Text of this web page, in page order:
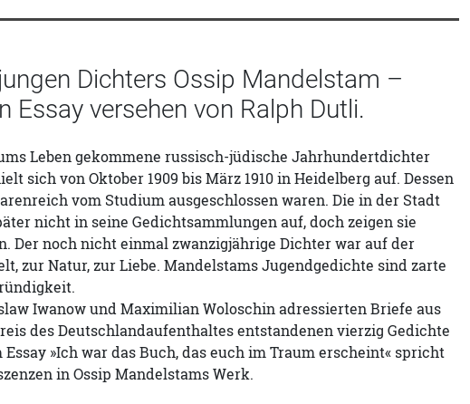
Dichters Ossip Mandelstam –
versehen von Ralph Dutli.
Leben gekommene russisch-jüdische Jahrhundertdichter
sich von Oktober 1909 bis März 1910 in Heidelberg auf. Dessen
vom Studium ausgeschlossen waren. Die in der Stadt
nicht in seine Gedichtsammlungen auf, doch zeigen sie
Der noch nicht einmal zwanzigjährige Dichter war auf der
zur Natur, zur Liebe. Mandelstams Jugendgedichte sind zarte
Iwanow und Maximilian Woloschin adressierten Briefe aus
des Deutschlandaufenthaltes entstandenen vierzig Gedichte
»Ich war das Buch, das euch im Traum erscheint« spricht
in Ossip Mandelstams Werk.